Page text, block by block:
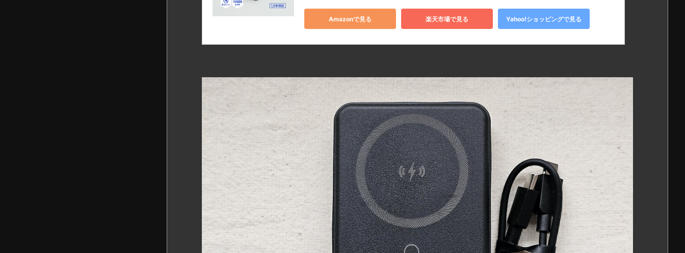
Amazonで見る 楽天市場で見る Yahoo!ショッピングで見る